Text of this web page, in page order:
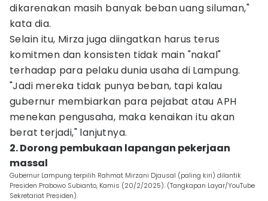
dikarenakan masih banyak beban uang siluman,"
kata dia.
Selain itu, Mirza juga diingatkan harus terus
komitmen dan konsisten tidak main "nakal"
terhadap para pelaku dunia usaha di Lampung.
"Jadi mereka tidak punya beban, tapi kalau
gubernur membiarkan para pejabat atau APH
menekan pengusaha, maka kenaikan itu akan
berat terjadi," lanjutnya.
2. Dorong pembukaan lapangan pekerjaan
massal
Gubernur Lampung terpilih Rahmat Mirzani Djausal (paling kiri) dilantik
Presiden Prabowo Subianto, Kamis (20/2/2025). (Tangkapan Layar/YouTube
Sekretariat Presiden).